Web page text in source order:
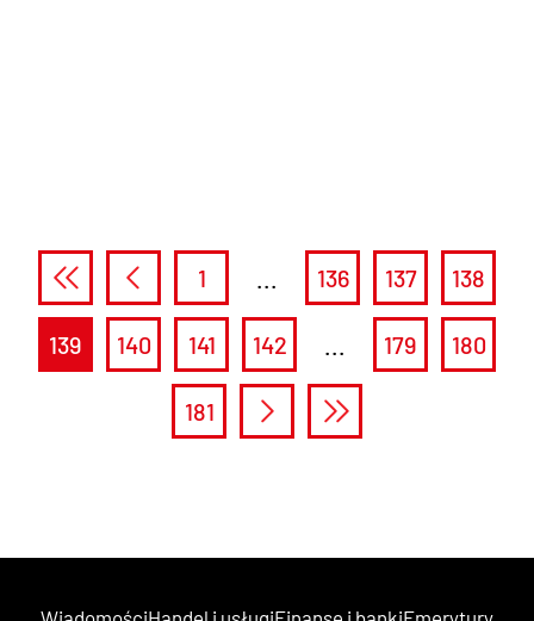
1 ... 136 137 138
139 140 141 142 ... 179 180
181